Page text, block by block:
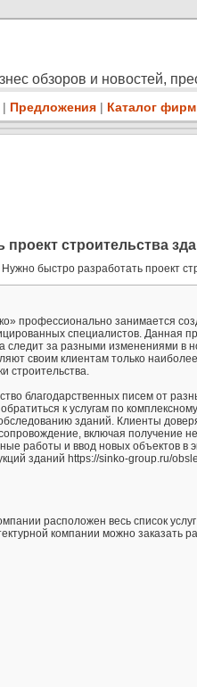
обзоров и новостей,
| Предложения | Каталог фирм
проект строительства
Нужно быстро разработать проект
профессионально занимается
специалистов. Данная
следит за разными изменениями в
своим клиентам только
строительства.
благодарственных писем от
к услугам по
зданий. Клиенты
включая получение
работы и ввод новых объектов в
зданий https://sinko-group.ru/
расположен весь список
компании можно заказать